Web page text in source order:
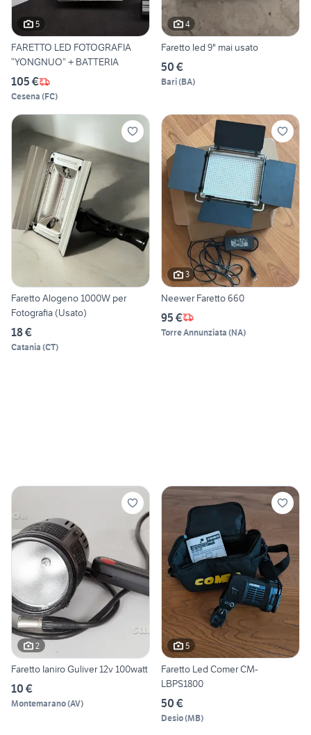
5
FARETTO LED FOTOGRAFIA
“YONGNUO” + BATTERIA
105 €
Cesena (FC)
4
Faretto led 9" mai usato
50 €
Bari(BA)
Faretto Alogeno 1000W per
Fotografia (Usato)
18 €
Catania (CT)
3
Neewer Faretto 660
95 €
Torre Annunziata (NA)
2
Faretto Ianiro Guliver 12v 100watt
10 €
Montemarano(AV)
5
Faretto Led Comer CM-
LBPS1800
50 €
Desio(MB)